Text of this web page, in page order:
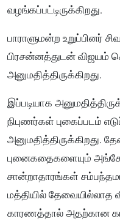
வழங்கப்பட்டிருக்கிறது.
பாராளுமன்ற உறுப்பினர்
பிரசன்னத்துடன் விஜயம்
அனுமதித்திருக்கிறது.
இப்படியாக
நிபுணர்கள் புகைப்படம்
அனுமதித்திருக்கிறது.
புனைகதைகளையும்
சான்றாதாரங்கள்
மத்தியில் தேவையில்லாத
காரணத்தால் அதற்கான